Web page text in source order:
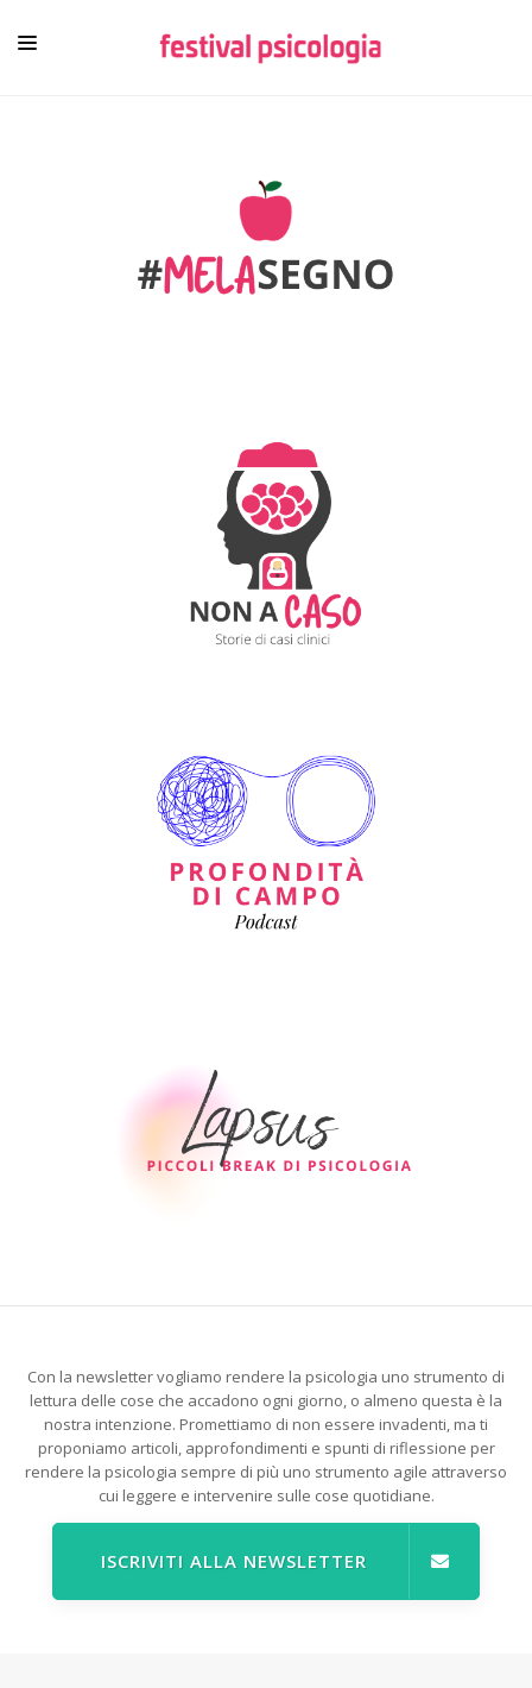
Con la newsletter vogliamo rendere la psicologia uno strumento di
lettura delle cose che accadono ogni giorno, o almeno questa è la
nostra intenzione. Promettiamo di non essere invadenti, ma ti
proponiamo articoli, approfondimenti e spunti di riflessione per
rendere la psicologia sempre di più uno strumento agile attraverso
cui leggere e intervenire sulle cose quotidiane.
ISCRIVITI ALLA NEWSLETTER